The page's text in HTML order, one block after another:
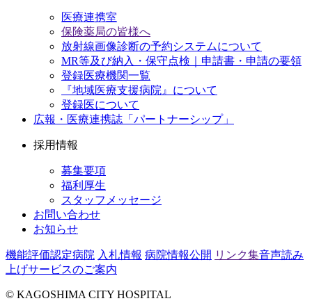
医療連携室
保険薬局の皆様へ
放射線画像診断の予約システムについて
MR等及び納入・保守点検｜申請書・申請の要領
登録医療機関一覧
『地域医療支援病院』について
登録医について
広報・医療連携誌「パートナーシップ」
採用情報
募集要項
福利厚生
スタッフメッセージ
お問い合わせ
お知らせ
機能評価認定病院 入札情報 病院情報公開 リンク集音声読み
上げサービスのご案内
© KAGOSHIMA CITY HOSPITAL